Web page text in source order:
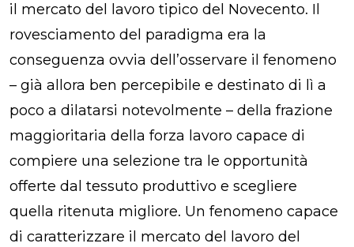
il mercato del lavoro tipico del Novecento. Il
rovesciamento del paradigma era la
conseguenza ovvia dell’osservare il fenomeno
– già allora ben percepibile e destinato di lì a
poco a dilatarsi notevolmente – della frazione
maggioritaria della forza lavoro capace di
compiere una selezione tra le opportunità
offerte dal tessuto produttivo e scegliere
quella ritenuta migliore. Un fenomeno capace
di caratterizzare il mercato del lavoro del